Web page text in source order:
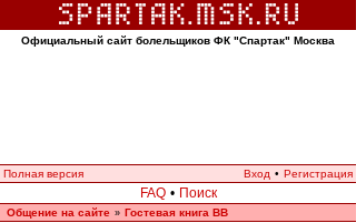
Официальный сайт болельщиков ФК "Спартак" Москва
Полная версия Вход • Регистрация
FAQ • Поиск
Общение на сайте » Гостевая книга ВВ